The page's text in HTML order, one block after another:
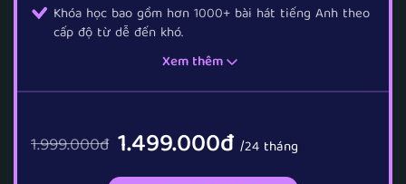
Khóa học bao gồm hơn 1000+ bài hát tiếng Anh theo
cấp độ từ dễ đến khó.
Xem thêm
1.999.000đ 1.499.000đ /24 tháng